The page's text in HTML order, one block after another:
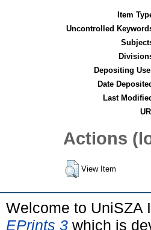
Item
Uncontrolled
Depositing
Date
Last
Actions
View Item
Welcome to UniSZA
EPrints 3 which is